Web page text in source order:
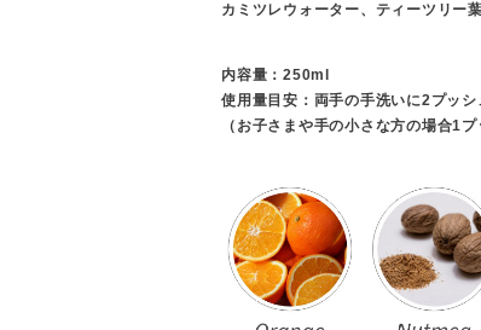
カミツレウォーター、ティーツリー
内容量：250ml
使用量目安：両手の手洗いに2プッシ
（お子さまや手の小さな方の場合1プ